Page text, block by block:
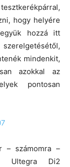
hogy helyére
hozzá itt
mindenkit,
azokkal az
pontosan
– számomra –
Ultegra Di2